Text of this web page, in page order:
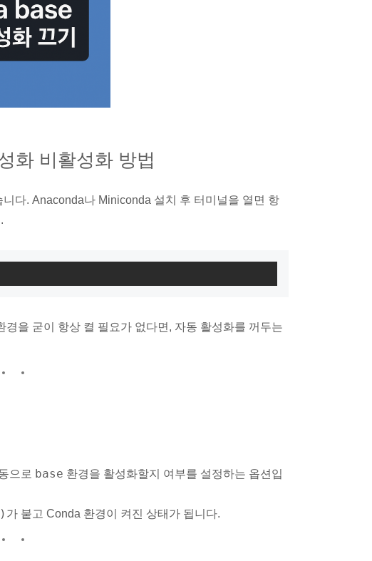
화 비활성화 방법
다. Anaconda나 Miniconda 설치 후 터미널을 열면 항
경을 굳이 항상 켤 필요가 없다면, 자동 활성화를 꺼두는
으로 base 환경을 활성화할지 여부를 설정하는 옵션입
가 붙고 Conda 환경이 켜진 상태가 됩니다.